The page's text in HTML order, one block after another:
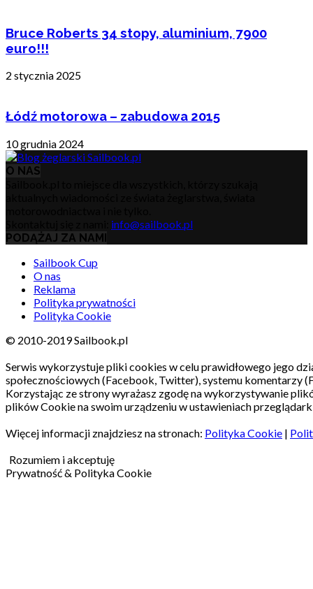
Bruce Roberts 34 stopy, aluminium, 7900
euro!!!
2 stycznia 2025
Łódź motorowa – zabudowa 2015
10 grudnia 2024
O NAS
info@sailbook.pl
PODĄŻAJ ZA NAMI
Sailbook Cup
O nas
Reklama
Polityka prywatności
Polityka Cookie
© 2010-2019 Sailbook.pl
Serwis wykorzystuje pliki cookies w celu prawidłowego jego
społecznościowych (Facebook, Twitter), systemu komentarzy
Korzystając ze strony wyrażasz zgodę na wykorzystywanie
plików Cookie na swoim urządzeniu w ustawieniach
Więcej informacji znajdziesz na stronach: Polityka Cookie |
Rozumiem i akceptuję
Prywatność & Polityka Cookie